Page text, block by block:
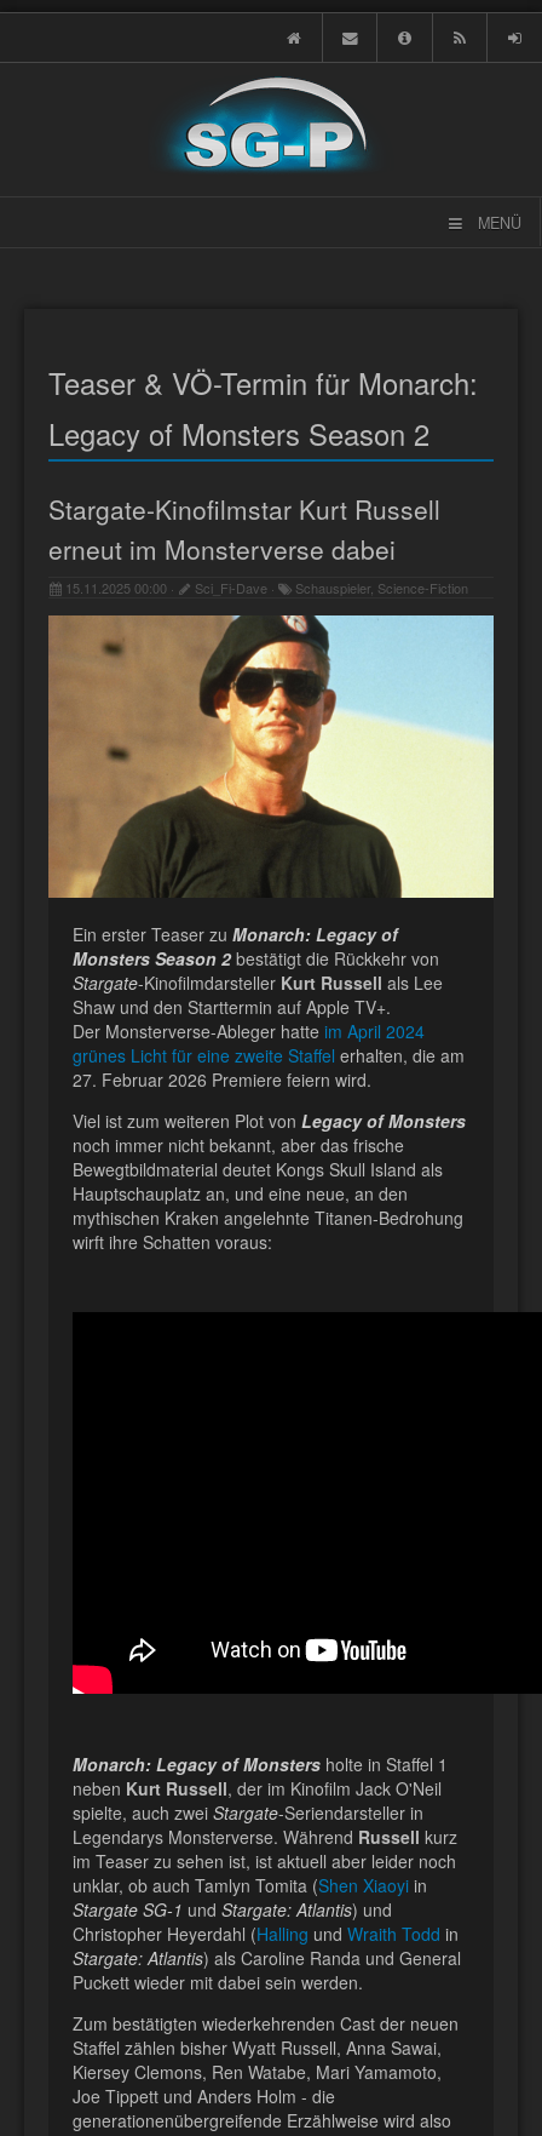
MENÜ
Teaser & VÖ-Termin für Monarch:
Legacy of Monsters Season 2
Stargate-Kinofilmstar Kurt Russell
erneut im Monsterverse dabei
15.11.2025 00:00 · Sci_Fi-Dave · Schauspieler, Science-Fiction
Ein erster Teaser zu Monarch: Legacy of
Monsters Season 2bestätigt die Rückkehr von
Stargate-Kinofilmdarsteller Kurt Russell als Lee
Shaw und den Starttermin auf Apple TV+.
Der Monsterverse-Ableger hatte im April 2024
grünes Licht für eine zweite Staffel erhalten, die am
27. Februar 2026 Premiere feiern wird.
Viel ist zum weiteren Plot von Legacy of Monsters
noch immer nicht bekannt, aber das frische
Bewegtbildmaterial deutet Kongs Skull Island als
Hauptschauplatz an, und eine neue, an den
mythischen Kraken angelehnte Titanen-Bedrohung
wirft ihre Schatten voraus:
Monarch: Legacy of Monsters holte in Staffel 1
neben Kurt Russell, der im Kinofilm Jack O'Neil
spielte, auch zwei Stargate-Seriendarsteller in
Legendarys Monsterverse. Während Russell kurz
im Teaser zu sehen ist, ist aktuell aber leider noch
unklar, ob auch Tamlyn Tomita (Shen Xiaoyi in
Stargate SG-1 und Stargate: Atlantis) und
Christopher Heyerdahl (Halling und Wraith Todd in
Stargate: Atlantis) als Caroline Randa und General
Puckett wieder mit dabei sein werden.
Zum bestätigten wiederkehrenden Cast der neuen
Staffel zählen bisher Wyatt Russell, Anna Sawai,
Kiersey Clemons, Ren Watabe, Mari Yamamoto,
Joe Tippett und Anders Holm - die
generationenübergreifende Erzählweise wird also